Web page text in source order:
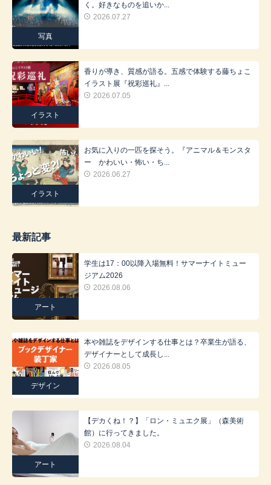
写真
く。好きなものを追いか...
2026.07.27
イラスト
香りが導き、質感が語る。五感で体験する藤ちょこ
イラスト展『祝彩巡礼』...
2026.07.05
イラスト
お気に入りの一匹を探そう。『アニマル＆モンスタ
ー かわいい・怖い・ち...
2026.06.27
最新記事
アート
学生は17：00以降入場無料！サマーナイトミュー
ジアム2026
2026.08.06
デザイン
本や雑誌をデザインする仕事とは？卒業生が語る、
デザイナーとして成長し...
2026.08.05
アート
【デカくね！？】「ロン・ミュエク展」（森美術
館）に行ってきました。
2026.08.04